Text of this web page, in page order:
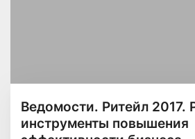
Ведомости. Ритейл 2017.
инструменты повышения